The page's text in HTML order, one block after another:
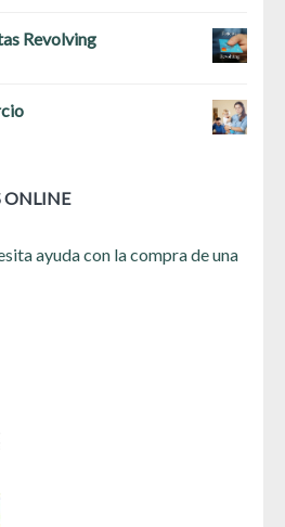
Revolving
ONLINE
ayuda con la compra de una